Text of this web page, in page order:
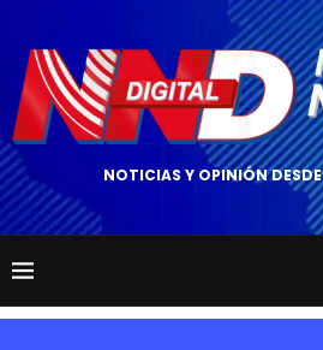
NOTICIAS Y OPINIÓN DESDE